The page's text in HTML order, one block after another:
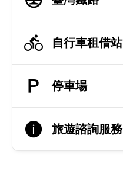
自行車租借站
停車場
旅遊諮詢服務